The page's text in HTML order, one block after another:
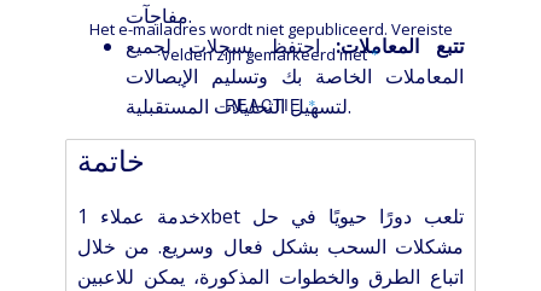
مفاجآت.
تتبع المعاملات:احتفظ بسجلات لجميع
المعاملات الخاصة بك وتسليم الإيصالات
لتسهيل التحليلات المستقبلية.
خاتمة
خدمة عملاء 1xbet تلعب دورًا حيويًا في حل
مشكلات السحب بشكل فعال وسريع. من خلال
اتباع الطرق والخطوات المذكورة، يمكن للاعبين
Het e-mailadres wordt niet gepubliceerd. Vereiste
velden zijn gemarkeerd met*
REACTIE*